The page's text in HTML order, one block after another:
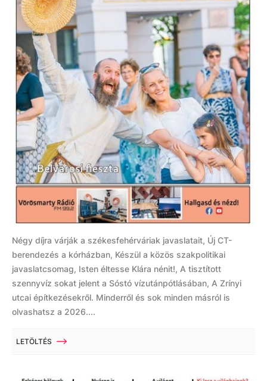
Négy díjra várják a székesfehérváriak javaslatait, Új CT-
berendezés a kórházban, Készül a közös szakpolitikai
javaslatcsomag, Isten éltesse Klára nénit!, A tisztított
szennyvíz sokat jelent a Sóstó vízutánpótlásában, A Zrínyi
utcai építkezésekről. Minderről és sok minden másról is
olvashatsz a 2026....
LETÖLTÉS